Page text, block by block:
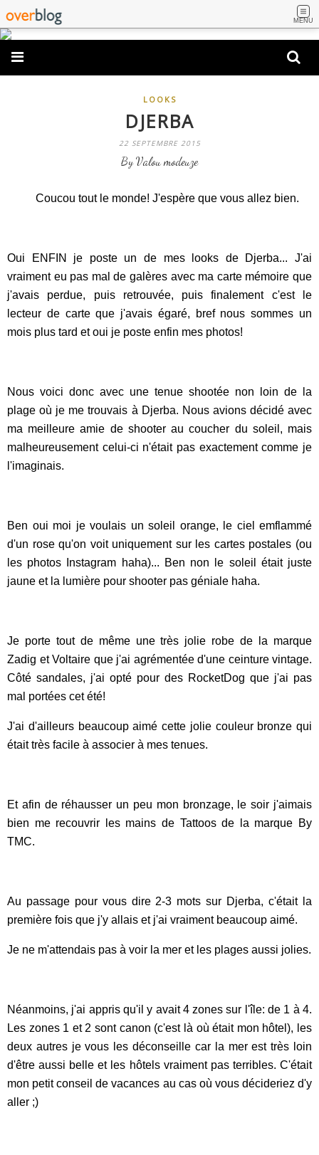
MENU
LOOKS
DJERBA
22 SEPTEMBRE 2015
By Valou modeuze
Coucou tout le monde! J'espère que vous allez bien.
Oui ENFIN je poste un de mes looks de Djerba... J'ai
vraiment eu pas mal de galères avec ma carte mémoire que
j'avais perdue, puis retrouvée, puis finalement c'est le
lecteur de carte que j'avais égaré, bref nous sommes un
mois plus tard et oui je poste enfin mes photos!
Nous voici donc avec une tenue shootée non loin de la
plage où je me trouvais à Djerba. Nous avions décidé avec
ma meilleure amie de shooter au coucher du soleil, mais
malheureusement celui-ci n'était pas exactement comme je
l'imaginais.
Ben oui moi je voulais un soleil orange, le ciel emflammé
d'un rose qu'on voit uniquement sur les cartes postales (ou
les photos Instagram haha)... Ben non le soleil était juste
jaune et la lumière pour shooter pas géniale haha.
Je porte tout de même une très jolie robe de la marque
Zadig et Voltaire que j'ai agrémentée d'une ceinture vintage.
Côté sandales, j'ai opté pour des RocketDog que j'ai pas
mal portées cet été!
J'ai d'ailleurs beaucoup aimé cette jolie couleur bronze qui
était très facile à associer à mes tenues.
Et afin de réhausser un peu mon bronzage, le soir j'aimais
bien me recouvrir les mains de Tattoos de la marque By
TMC.
Au passage pour vous dire 2-3 mots sur Djerba, c'était la
première fois que j'y allais et j'ai vraiment beaucoup aimé.
Je ne m'attendais pas à voir la mer et les plages aussi jolies.
Néanmoins, j'ai appris qu'il y avait 4 zones sur l'île: de 1 à 4.
Les zones 1 et 2 sont canon (c'est là où était mon hôtel), les
deux autres je vous les déconseille car la mer est très loin
d'être aussi belle et les hôtels vraiment pas terribles. C'était
mon petit conseil de vacances au cas où vous décideriez d'y
aller ;)